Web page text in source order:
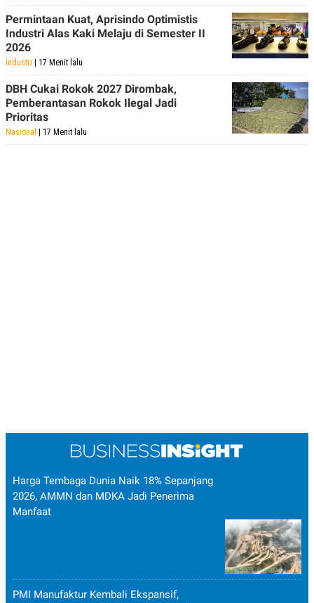
Permintaan Kuat, Aprisindo Optimistis
Industri Alas Kaki Melaju di Semester II
2026
Industri | 17 Menit lalu
DBH Cukai Rokok 2027 Dirombak,
Pemberantasan Rokok Ilegal Jadi
Prioritas
Nasional | 17 Menit lalu
Harga Tembaga Dunia Naik 18% Sepanjang
2026, AMMN dan MDKA Jadi Penerima
Manfaat
PMI Manufaktur Kembali Ekspansif,